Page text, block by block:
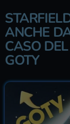
ANCHE
CASO
GOTY